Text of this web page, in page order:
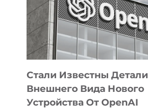
РАЗВИТИЮ
ЭКОСИСТЕМЫ
ИСКУССТВЕННОГО
ИНТЕЛЛЕКТА
Стали Известны Детали
Внешнего Вида Нового
Устройства От OpenAI